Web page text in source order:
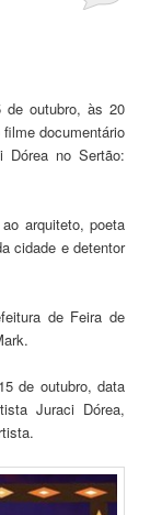
de outubro, às 20
documentário
Dórea no Sertão:
arquiteto, poeta
cidade e detentor
de Feira de
de outubro, data
Juraci Dórea,